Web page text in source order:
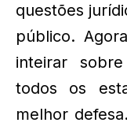
questões
público.
inteirar
todos os
melhor